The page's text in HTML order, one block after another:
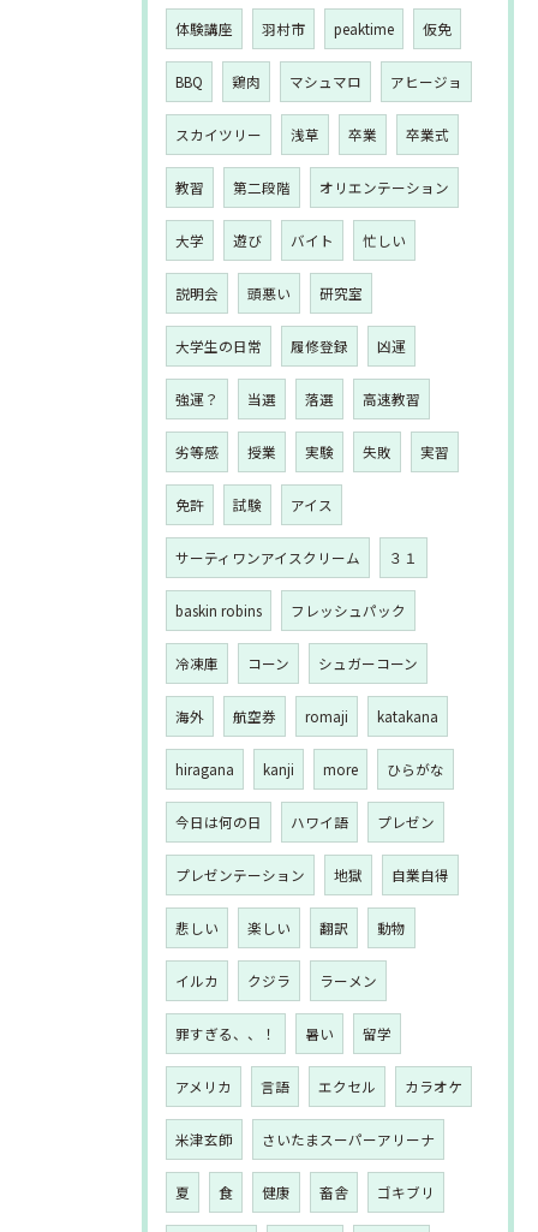
体験講座 羽村市 peaktime 仮免
BBQ 鶏肉 マシュマロ アヒージョ
スカイツリー 浅草 卒業 卒業式
教習 第二段階 オリエンテーション
大学 遊び バイト 忙しい
説明会 頭悪い 研究室
大学生の日常 履修登録 凶運
強運？ 当選 落選 高速教習
劣等感 授業 実験 失敗 実習
免許 試験 アイス
サーティワンアイスクリーム ３１
baskin robins フレッシュパック
冷凍庫 コーン シュガーコーン
海外 航空券 romaji katakana
hiragana kanji more ひらがな
今日は何の日 ハワイ語 プレゼン
プレゼンテーション 地獄 自業自得
悲しい 楽しい 翻訳 動物
イルカ クジラ ラーメン
罪すぎる、、！ 暑い 留学
アメリカ 言語 エクセル カラオケ
米津玄師 さいたまスーパーアリーナ
夏 食 健康 畜舎 ゴキブリ